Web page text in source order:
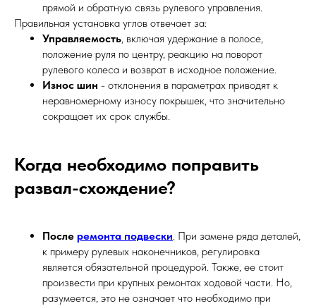
прямой и обратную связь рулевого управления.
Правильная установка углов отвечает за:
Управляемость, включая удержание в полосе,
положение руля по центру, реакцию на поворот
рулевого колеса и возврат в исходное положение.
Износ шин - отклонения в параметрах приводят к
неравномерному износу покрышек, что значительно
сокращает их срок службы.
Когда необходимо поправить
развал-схождение?
После ремонта подвески. При замене ряда деталей,
к примеру рулевых наконечников, регулировка
является обязательной процедурой. Также, ее стоит
произвести при крупных ремонтах ходовой части. Но,
разумеется, это не означает что необходимо при